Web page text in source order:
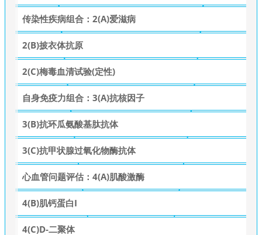
传染性疾病组合：2(A)爱滋病
2(B)披衣体抗原
2(C)梅毒血清试验(定性)
自身免疫力组合：3(A)抗核因子
3(B)抗环瓜氨酸基肽抗体
3(C)抗甲状腺过氧化物酶抗体
心血管问题评估：4(A)肌酸激酶
4(B)肌钙蛋白I
4(C)D-二聚体